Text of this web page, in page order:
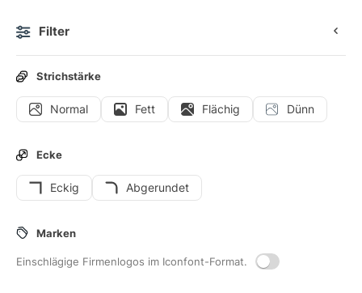
Filter
Strichstärke
Normal Fett Flächig Dünn
Ecke
Eckig Abgerundet
Marken
Einschlägige Firmenlogos im Iconfont-Format.
Icons Sticker Animierte Icons